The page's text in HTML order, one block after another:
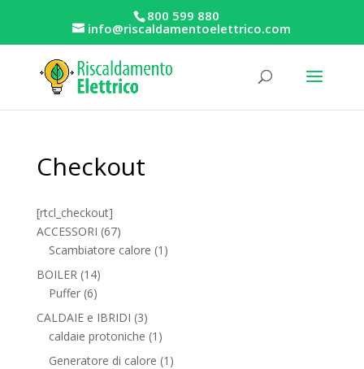
800 599 880
info@riscaldamentoelettrico.com
Checkout
[rtcl_checkout]
ACCESSORI 6767
prodotti
Scambiatore calore 1 1
BOILER 1414
prodotti
Puffer 66
prodotti
CALDAIE e IBRIDI 33
prodotti
caldaie protoniche 1 1
prodotto
Generatore di calore 1 1